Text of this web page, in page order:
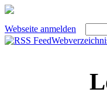
Webseite anmelden